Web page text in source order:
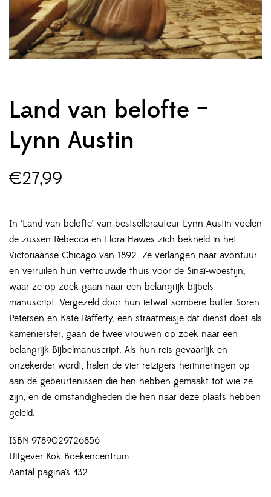
Land van belofte –
Lynn Austin
€27,99
In ‘Land van belofte’ van bestsellerauteur Lynn Austin voelen
de zussen Rebecca en Flora Hawes zich bekneld in het
Victoriaanse Chicago van 1892. Ze verlangen naar avontuur
en verruilen hun vertrouwde thuis voor de Sinaï-woestijn,
waar ze op zoek gaan naar een belangrijk bijbels
manuscript. Vergezeld door hun ietwat sombere butler Soren
Petersen en Kate Rafferty, een straatmeisje dat dienst doet als
kamenierster, gaan de twee vrouwen op zoek naar een
belangrijk Bijbelmanuscript. Als hun reis gevaarlijk en
onzekerder wordt, halen de vier reizigers herinneringen op
aan de gebeurtenissen die hen hebben gemaakt tot wie ze
zijn, en de omstandigheden die hen naar deze plaats hebben
geleid.
ISBN 9789029726856
Uitgever Kok Boekencentrum
Aantal pagina’s 432